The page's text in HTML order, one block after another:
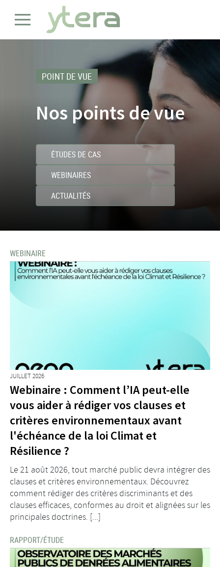
POINT DE VUE
Nos points de vue
ÉTUDES DE CAS
WEBINAIRES
ACTUALITÉS
WEBINAIRE
JUILLET 2026
Webinaire : Comment l’IA peut-elle
vous aider à rédiger vos clauses et
critères environnementaux avant
l'échéance de la loi Climat et
Résilience ?
Le 21 août 2026, tout marché public devra intégrer des
clauses et critères environnementaux. Découvrez
comment rédiger des critères discriminants et des
clauses efficaces, conformes au droit et alignées sur les
principales doctrines. [...]
RAPPORT/ÉTUDE